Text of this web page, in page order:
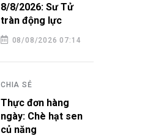
8/8/2026: Sư Tử
tràn động lực
08/08/2026 07:14
CHIA SẺ
Thực đơn hàng
ngày: Chè hạt sen
củ năng